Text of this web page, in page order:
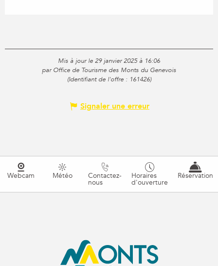
Mis à jour le 29 janvier 2025 à 16:06
par Office de Tourisme des Monts du Genevois
(Identifiant de l'offre : 161426)
Signaler une erreur
Webcam Météo Contactez-
nous
Horaires
d'ouverture
Réservation